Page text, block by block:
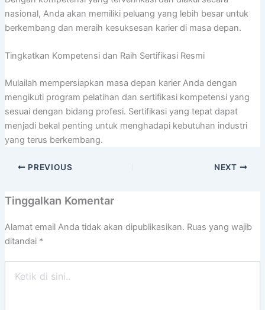
nasional, Anda akan memiliki peluang yang lebih besar untuk
berkembang dan meraih kesuksesan karier di masa depan.
Tingkatkan Kompetensi dan Raih Sertifikasi Resmi
Mulailah mempersiapkan masa depan karier Anda dengan
mengikuti program pelatihan dan sertifikasi kompetensi yang
sesuai dengan bidang profesi. Sertifikasi yang tepat dapat
menjadi bekal penting untuk menghadapi kebutuhan industri
yang terus berkembang.
PREVIOUS NEXT
Tinggalkan Komentar
Alamat email Anda tidak akan dipublikasikan. Ruas yang wajib
ditandai *